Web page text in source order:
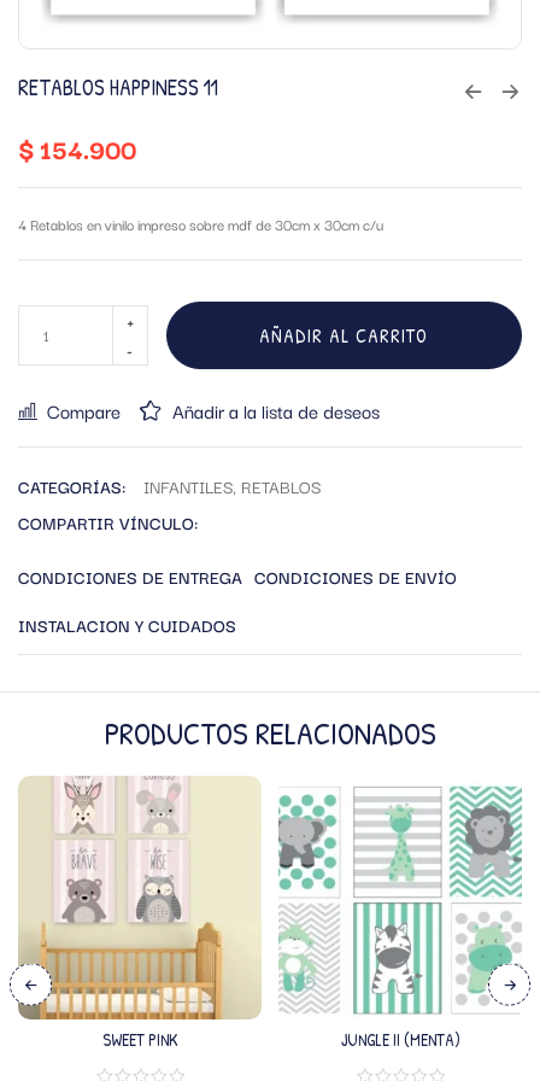
RETABLOS HAPPINESS 11
$154.900
4 Retablos en vinilo impreso sobre mdf de 30cm x 30cm c/u
AÑADIR AL CARRITO
Compare Añadir a la lista de deseos
CATEGORÍAS: INFANTILES, RETABLOS
COMPARTIR VÍNCULO:
CONDICIONES DE ENTREGA CONDICIONES DE ENVÍO
INSTALACION Y CUIDADOS
PRODUCTOS RELACIONADOS
SWEET PINK JUNGLE II (MENTA)